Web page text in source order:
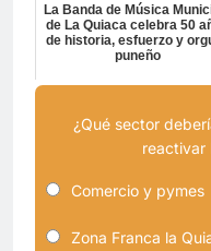
La Banda de Música
de La Quiaca celebra 50
de historia, esfuerzo y
puneño
¿Qué sector
reactivar
Comercio y pymes
Zona Franca la